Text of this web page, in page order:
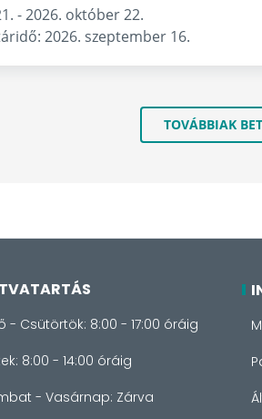
- 2026. október 22.
2026. szeptember 16.
TOVÁBBIAK
- Csütörtök: 8:00 - 17:00 óráig
8:00 - 14:00 óráig
- Vasárnap: Zárva